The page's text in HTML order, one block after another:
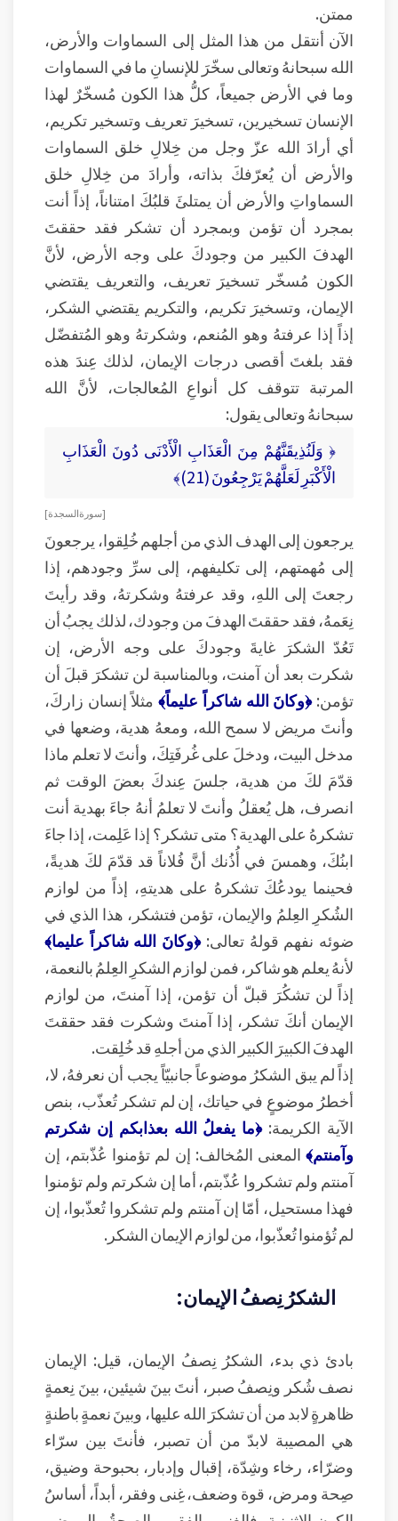
ممتن.
الآن أنتقل من هذا المثل إلى السماوات والأرض،
الله سبحانهُ وتعالى سخّرَ للإنسانِ ما في السماوات
وما في الأرض جميعاً، كلُّ هذا الكون مُسخّرٌ لهذا
الإنسان تسخيرين، تسخيرَ تعريف وتسخير تكريم،
أي أرادَ الله عزّ وجل من خِلالِ خلق السماوات
والأرض أن يُعرّفكَ بذاته، وأرادَ من خِلالِ خلق
السماواتِ والأرض أن يمتلئَ قلبُكَ امتناناً، إذاً أنت
بمجرد أن تؤمن وبمجرد أن تشكر فقد حققتَ
الهدفَ الكبير من وجودكَ على وجه الأرض، لأنَّ
الكون مُسخّر تسخيرَ تعريف، والتعريف يقتضي
الإيمان، وتسخيرَ تكريم، والتكريم يقتضي الشكر،
إذاً إذا عرفتهُ وهو المُنعم، وشكرتهُ وهو المُتفضّل
فقد بلغتَ أقصى درجات الإيمان، لذلك عِندَ هذه
المرتبة تتوقف كل أنواعِ المُعالجات، لأنَّ الله
سبحانهُ وتعالى يقول:
﴿ وَلَنُذِيقَنَّهُمْ مِنَ الْعَذَابِ الْأَدْنَى دُونَ الْعَذَابِ
الْأَكْبَرِ لَعَلَّهُمْ يَرْجِعُونَ (21)﴾
[ سورة السجدة ]
يرجعون إلى الهدف الذي من أجلهم خُلِقوا، يرجعونَ
إلى مُهمتهم، إلى تكليفهم، إلى سرِّ وجودهم، إذا
رجعتَ إلى اللهِ، وقد عرفتهُ وشكرتهُ، وقد رأيتَ
نِعَمهُ، فقد حققتَ الهدفَ من وجودك، لذلك يجبُ أن
تَعُدّ الشكرَ غايةَ وجودكَ على وجه الأرض، إن
شكرت بعد أن آمنت، وبالمناسبة لن تشكرَ قبلَ أن
تؤمن:﴿وكانَ الله شاكراً عليماً﴾ مثلاً إنسان زاركَ،
وأنتَ مريض لا سمح الله، ومعهُ هدية، وضعها في
مدخل البيت، ودخلَ على غُرفَتِكَ، وأنتَ لا تعلم ماذا
قدّمَ لكَ من هدية، جلسَ عِندكَ بعضَ الوقت ثم
انصرف، هل يُعقلُ وأنتَ لا تعلمُ أنهُ جاءَ بهدية أنت
تشكرهُ على الهدية؟ متى تشكر؟ إذا عَلِمت، إذا جاءَ
ابنُكَ، وهمسَ في أُذُنك أنَّ فُلاناً قد قدّمَ لكَ هديةً،
فحينما يودعُكَ تشكرهُ على هديتهِ، إذاً من لوازم
الشُكرِ العِلمُ والإيمان، تؤمن فتشكر، هذا الذي في
ضوئه نفهم قولهُ تعالى:﴿وكانَ الله شاكراً عليما﴾
لأنهُ يعلم هو شاكر، فمن لوازم الشكرِ العِلمُ بالنعمة،
إذاً لن تشكُرَ قبلّ أن تؤمن، إذا آمنتَ، من لوازم
الإيمان أنكَ تشكر، إذا آمنتَ وشكرت فقد حققتَ
الهدفَ الكبيرَ الكبير الذي من أجلهِ قد خُلِقت.
إذاً لم يبق الشكرُ موضوعاً جانبيّاً يجب أن نعرفهُ، لا،
أخطرُ موضوعٍ في حياتك، إن لم تشكر تُعذّب، بنص
الآية الكريمة:﴿ما يفعلُ الله بعذابكم إن شكرتم
وآمنتم﴾ المعنى المُخالف: إن لم تؤمنوا عُذّبتم، إن
آمنتم ولم تشكروا عُذّبتم، أما إن شكرتم ولم تؤمنوا
فهذا مستحيل، أمّا إن آمنتم ولم تشكروا تُعذّبوا، إن
لم تُؤمنوا تُعذّبوا، من لوازم الإيمان الشكر.
الشكرُ نِصفُ الإيمان:
بادئ ذي بدء، الشكرُ نِصفُ الإيمان، قيل: الإيمان
نصف شُكر ونِصفُ صبر، أنتَ بينَ شيئين، بينَ نِعمةٍ
ظاهرةٍ لابد من أن تشكرَ الله عليها، وبينَ نعمةٍ باطنةٍ
هي المصيبة لابدّ من أن تصبر، فأنتَ بين سرّاء
وضرّاء، رخاء وشِدّة، إقبال وإدبار، بحبوحة وضيق،
صِحة ومرض، قوة وضعف، غِنى وفقر، أبداً، أساسُ